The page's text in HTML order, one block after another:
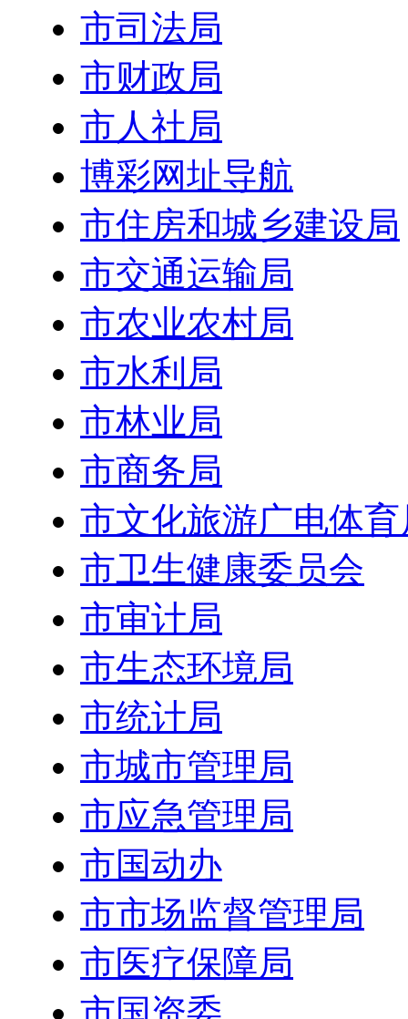
市司法局
市财政局
市人社局
博彩网址导航
市住房和城乡建设局
市交通运输局
市农业农村局
市水利局
市林业局
市商务局
市文化旅游广电体育
市卫生健康委员会
市审计局
市生态环境局
市统计局
市城市管理局
市应急管理局
市国动办
市市场监督管理局
市医疗保障局